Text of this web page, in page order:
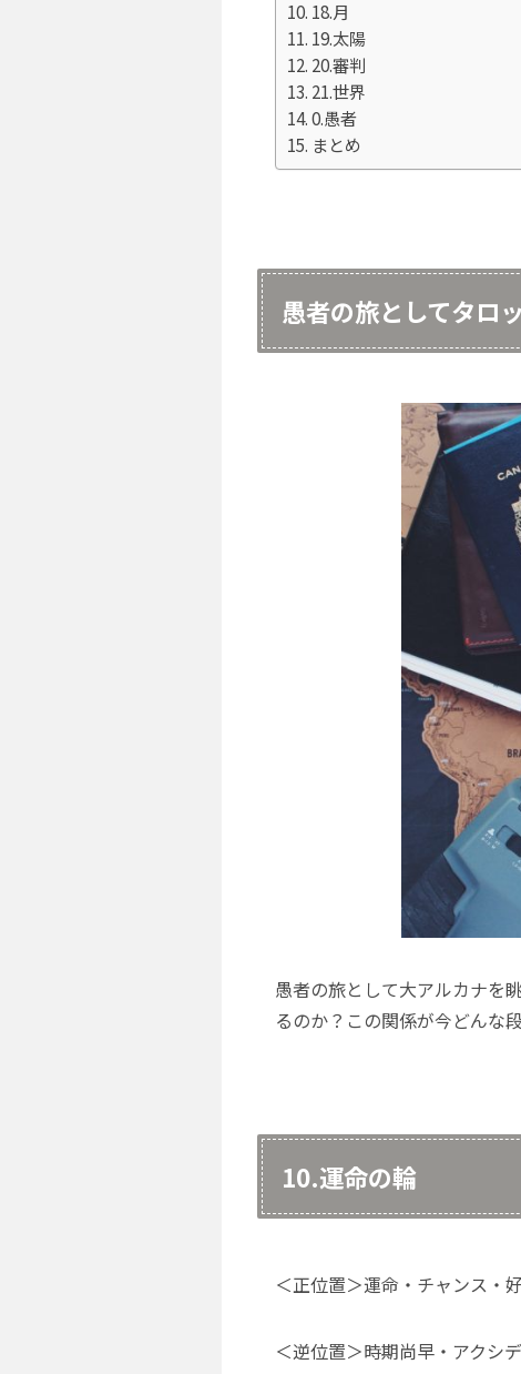
18.月
19.太陽
20.審判
21.世界
0.愚者
まとめ
愚者の旅としてタロ
愚者の旅として大アルカナを
るのか？この関係が今どんな
10.運命の輪
＜正位置＞運命・チャンス・
＜逆位置＞時期尚早・アクシ